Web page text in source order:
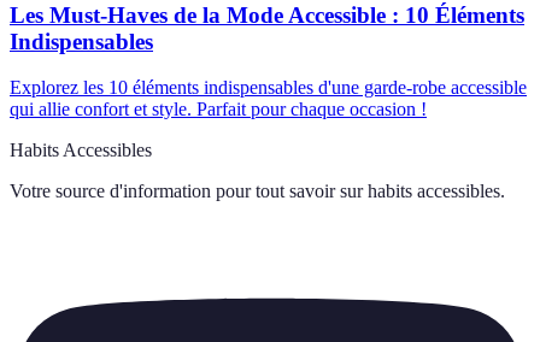
Les Must-Haves de la Mode Accessible : 10 Éléments
Indispensables
Explorez les 10 éléments indispensables d'une garde-robe accessible
qui allie confort et style. Parfait pour chaque occasion !
Habits Accessibles
Votre source d'information pour tout savoir sur habits accessibles.